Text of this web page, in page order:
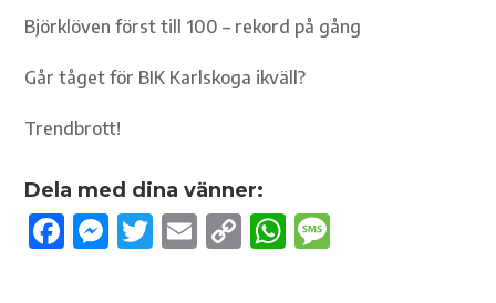
Björklöven först till 100 – rekord på gång
Går tåget för BIK Karlskoga ikväll?
Trendbrott!
Dela med dina vänner:
F
M T
E
C
W